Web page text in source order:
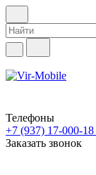
Телефоны
+7 (937) 17-000-18
Заказать звонок